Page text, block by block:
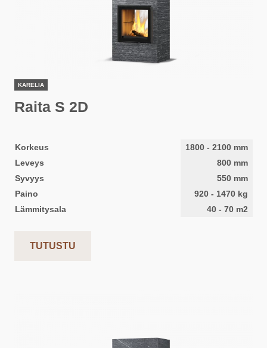
KARELIA
Raita S 2D
Korkeus 1800 - 2100 mm
Leveys
800 mm
Syvyys
550 mm
Paino
920 - 1470 kg
Lämmitysala
40 - 70 m2
TUTUSTU